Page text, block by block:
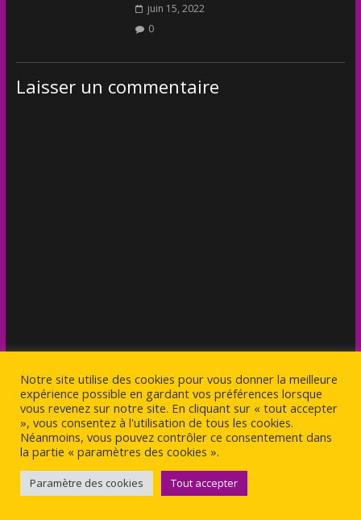
juin 15, 2022
0
Laisser un commentaire
News
Notre site utilise des cookies pour vous donner la meilleure
expérience possible en gardant vos préférences lorsque
vous revenez sur notre site. En cliquant sur « tout accepter
», vous consentez à l'utilisation de tous les cookies.
Néanmoins, vous pouvez contrôler ce consentement dans
la partie « paramètres des cookies ».
Paramètre des cookies Tout accepter